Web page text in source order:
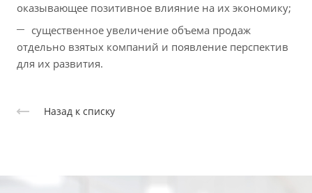
оказывающее позитивное влияние на их экономику;
существенное увеличение объема продаж
отдельно взятых компаний и появление перспектив
для их развития.
Назад к списку